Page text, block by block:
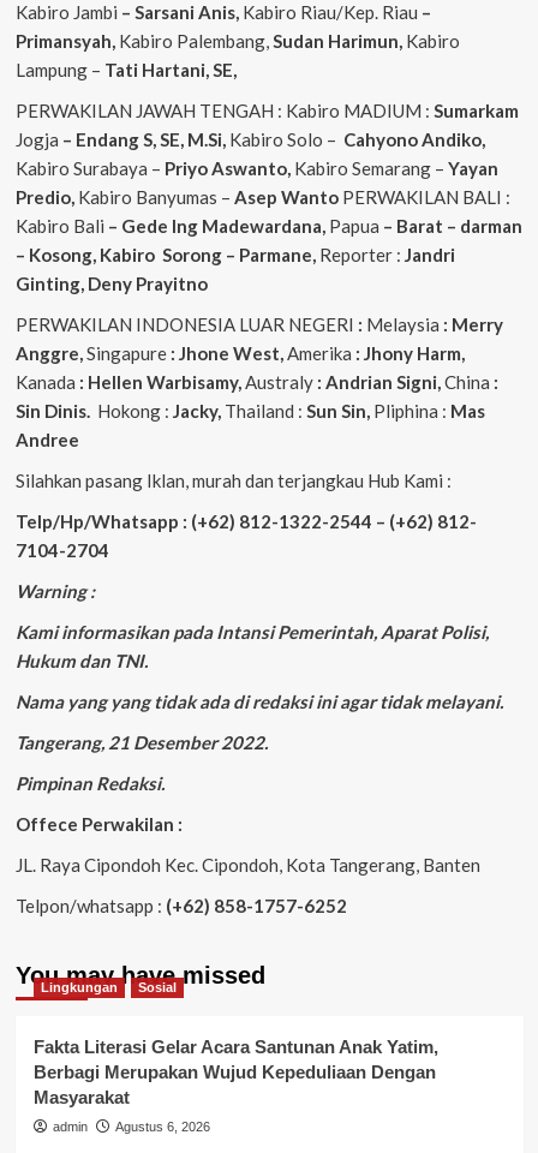
Kabiro Jambi – Sarsani Anis, Kabiro Riau/Kep. Riau –
Primansyah, Kabiro Palembang,Sudan Harimun, Kabiro
Lampung – Tati Hartani, SE,
PERWAKILAN JAWAH TENGAH : Kabiro MADIUM : Sumarkam
Jogja – Endang S, SE, M.Si, Kabiro Solo – CahyonoAndiko,
Kabiro Surabaya – PriyoAswanto, Kabiro Semarang – Yayan
Predio, Kabiro Banyumas – Asep WantoPERWAKILAN BALI :
Kabiro Bali – Gede Ing Madewardana, Papua – Barat – darman
– Kosong, Kabiro Sorong – Parmane, Reporter : Jandri
Ginting, Deny Prayitno
PERWAKILAN INDONESIA LUAR NEGERI : Melaysia : Merry
Anggre,Singapure: Jhone West,Amerika : Jhony Harm,
Kanada : Hellen Warbisamy,Australy : Andrian Signi,China :
Sin Dinis. Hokong : Jacky, Thailand : Sun Sin, Pliphina : Mas
Andree
Silahkan pasang Iklan, murah dan terjangkau Hub Kami :
Telp/Hp/Whatsapp : (+62) 812-1322-2544 – (+62) 812-
7104-2704
Warning :
Kami informasikan pada Intansi Pemerintah, Aparat Polisi,
Hukum dan TNI.
Nama yang yang tidak ada di redaksi ini agar tidak melayani.
Tangerang, 21 Desember 2022.
Pimpinan Redaksi.
Offece Perwakilan :
JL. Raya Cipondoh Kec. Cipondoh, Kota Tangerang, Banten
Telpon/whatsapp : (+62) 858-1757-6252
You may have missed
Lingkungan Sosial
Fakta Literasi Gelar Acara Santunan Anak Yatim,
Berbagi Merupakan Wujud Kepeduliaan Dengan
Masyarakat
admin Agustus 6, 2026